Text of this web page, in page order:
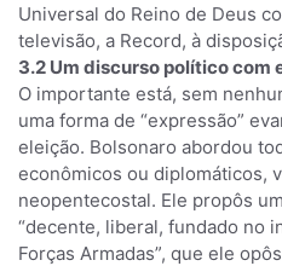
Universal do Reino de Deus
televisão, a Record, à
3.2 Um discurso político com
O importante está, sem
uma forma de “expressão”
eleição. Bolsonaro abordou
econômicos ou diplomáticos,
neopentecostal. Ele propôs
“decente, liberal, fundado no
Forças Armadas”, que ele